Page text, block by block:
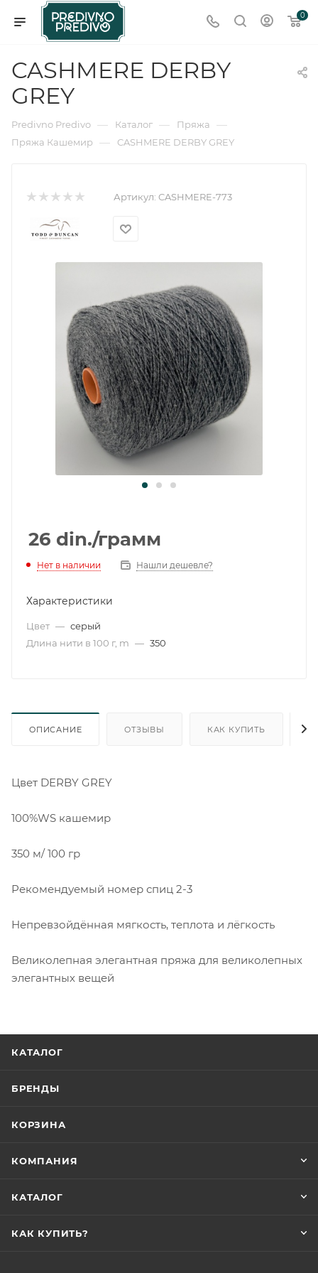
0
CASHMERE DERBY
GREY
Predivno Predivo — Каталог — Пряжа —
Пряжа Кашемир — CASHMERE DERBY GREY
Артикул: CASHMERE-773
26 din./грамм
Нет в наличии Нашли дешевле?
Характеристики
Цвет — серый
Длина нити в 100 г, m — 350
ОПИСАНИЕ ОТЗЫВЫ КАК КУПИТЬ
Цвет DERBY GREY
100%WS кашемир
350 м/ 100 гр
Рекомендуемый номер спиц 2-3
Непревзойдённая мягкость, теплота и лёгкость
Великолепная элегантная пряжа для великолепных
элегантных вещей
КАТАЛОГ
БРЕНДЫ
КОРЗИНА
КОМПАНИЯ
КАТАЛОГ
КАК КУПИТЬ?